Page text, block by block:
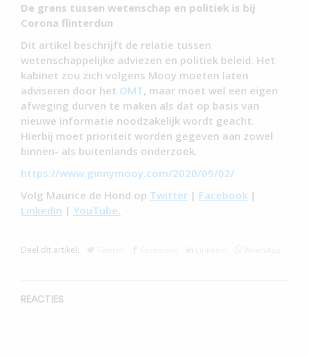
De grens tussen wetenschap en politiek is bij
Corona flinterdun
Dit artikel beschrijft de relatie tussen
wetenschappelijke adviezen en politiek beleid. Het
kabinet zou zich volgens Mooy moeten laten
adviseren door het OMT, maar moet wel een eigen
afweging durven te maken als dat op basis van
nieuwe informatie noodzakelijk wordt geacht.
Hierbij moet prioriteit worden gegeven aan zowel
binnen- als buitenlands onderzoek.
https://www.ginnymooy.com/2020/09/02/
Volg Maurice de Hond op Twitter | Facebook |
LinkedIn | YouTube.
Deel dit artikel:
REACTIES